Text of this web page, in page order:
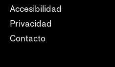
Accesibilidad
Privacidad
Contacto